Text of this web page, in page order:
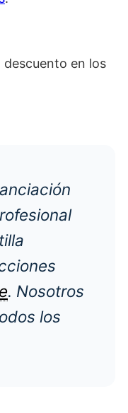
descuento en los
anciación
esional
. Nosotros
los